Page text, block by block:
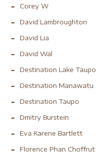
Corey W
David Lambroughton
David Lia
David Wal
Destination Lake Taupo
Destination Manawatu
Destination Taupo
Dmitry Burstein
Eva Karene Bartlett
Florence Phan Choffrut